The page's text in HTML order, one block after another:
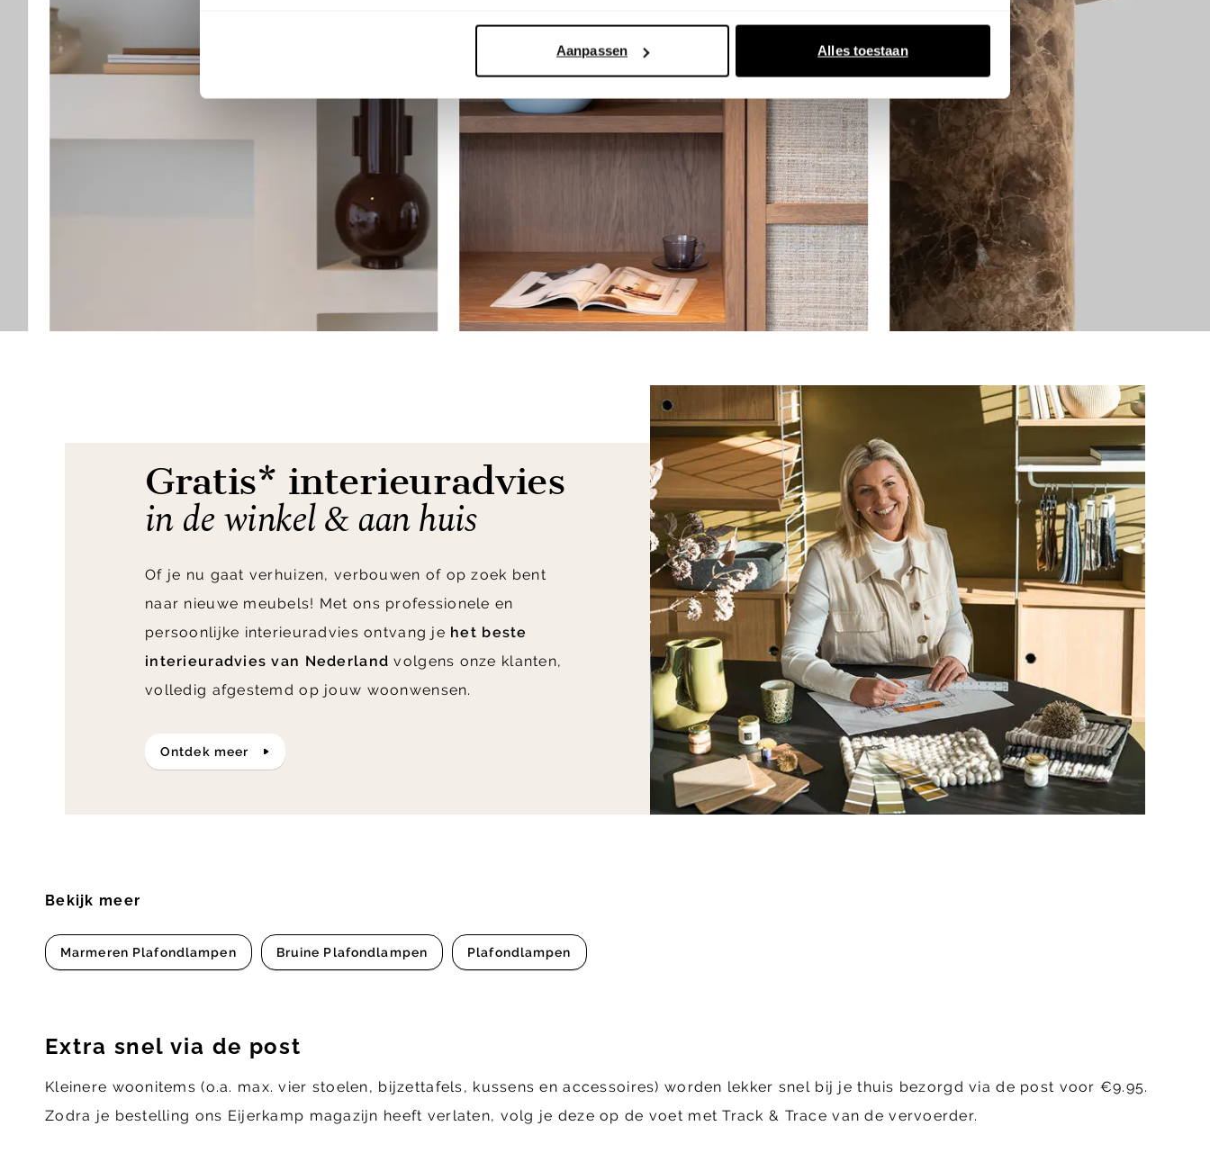
Aanpassen Alles toestaan
Gratis* interieuradvies
in de winkel & aan huis
Of je nu gaat verhuizen, verbouwen of op zoek bent
naar nieuwe meubels! Met ons professionele en
persoonlijke interieuradvies ontvang je het beste
interieuradvies van Nederland volgens onze klanten,
volledig afgestemd op jouw woonwensen.
ontdek meer
Bekijk meer
Marmeren Plafondlampen Bruine Plafondlampen Plafondlampen
Extra snel via de post
Kleinere woonitems (o.a. max. vier stoelen, bijzettafels, kussens en accessoires) worden lekker snel bij je thuis bezorgd via de post voor €9.95.
Zodra je bestelling ons Eijerkamp magazijn heeft verlaten, volg je deze op de voet met Track & Trace van de vervoerder.